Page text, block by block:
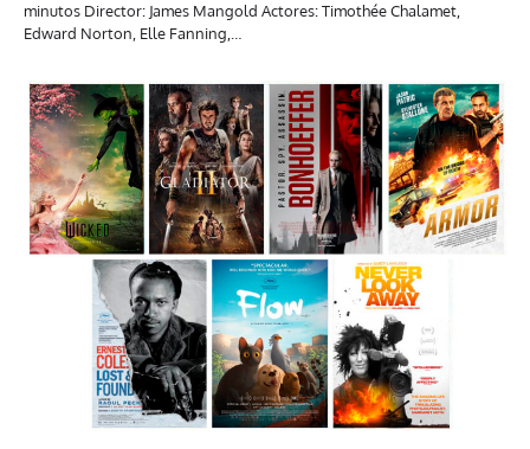
minutos Director: James Mangold Actores: Timothée Chalamet,
Edward Norton, Elle Fanning,…